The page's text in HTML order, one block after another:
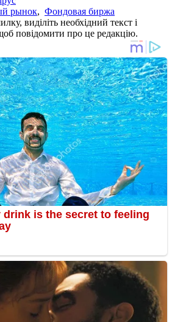
рынок, Фондовая биржа
виділіть необхідний текст і
повідомити про це редакцію.